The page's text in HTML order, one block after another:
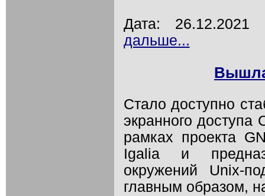
Дата:
дальше...
Стало доступно
экранного
рамках проекта
Igalia и
окружений Unix-
главным образом,